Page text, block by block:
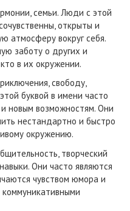
семьи. Люди с этой
открыты и
атмосферу вокруг себя.
заботу о других и
в их окружении.
свободу,
буквой в имени часто
новым возможностям. Они
нестандартно и быстро
окружению.
творческий
Они часто являются
чувством юмора и